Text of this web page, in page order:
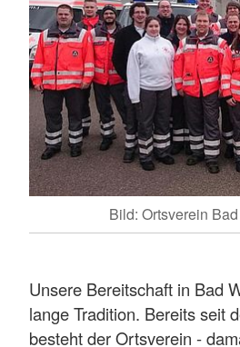
Bild: Ortsverein
Unsere Bereitschaft in Bad
lange Tradition. Bereits seit
besteht der Ortsverein -